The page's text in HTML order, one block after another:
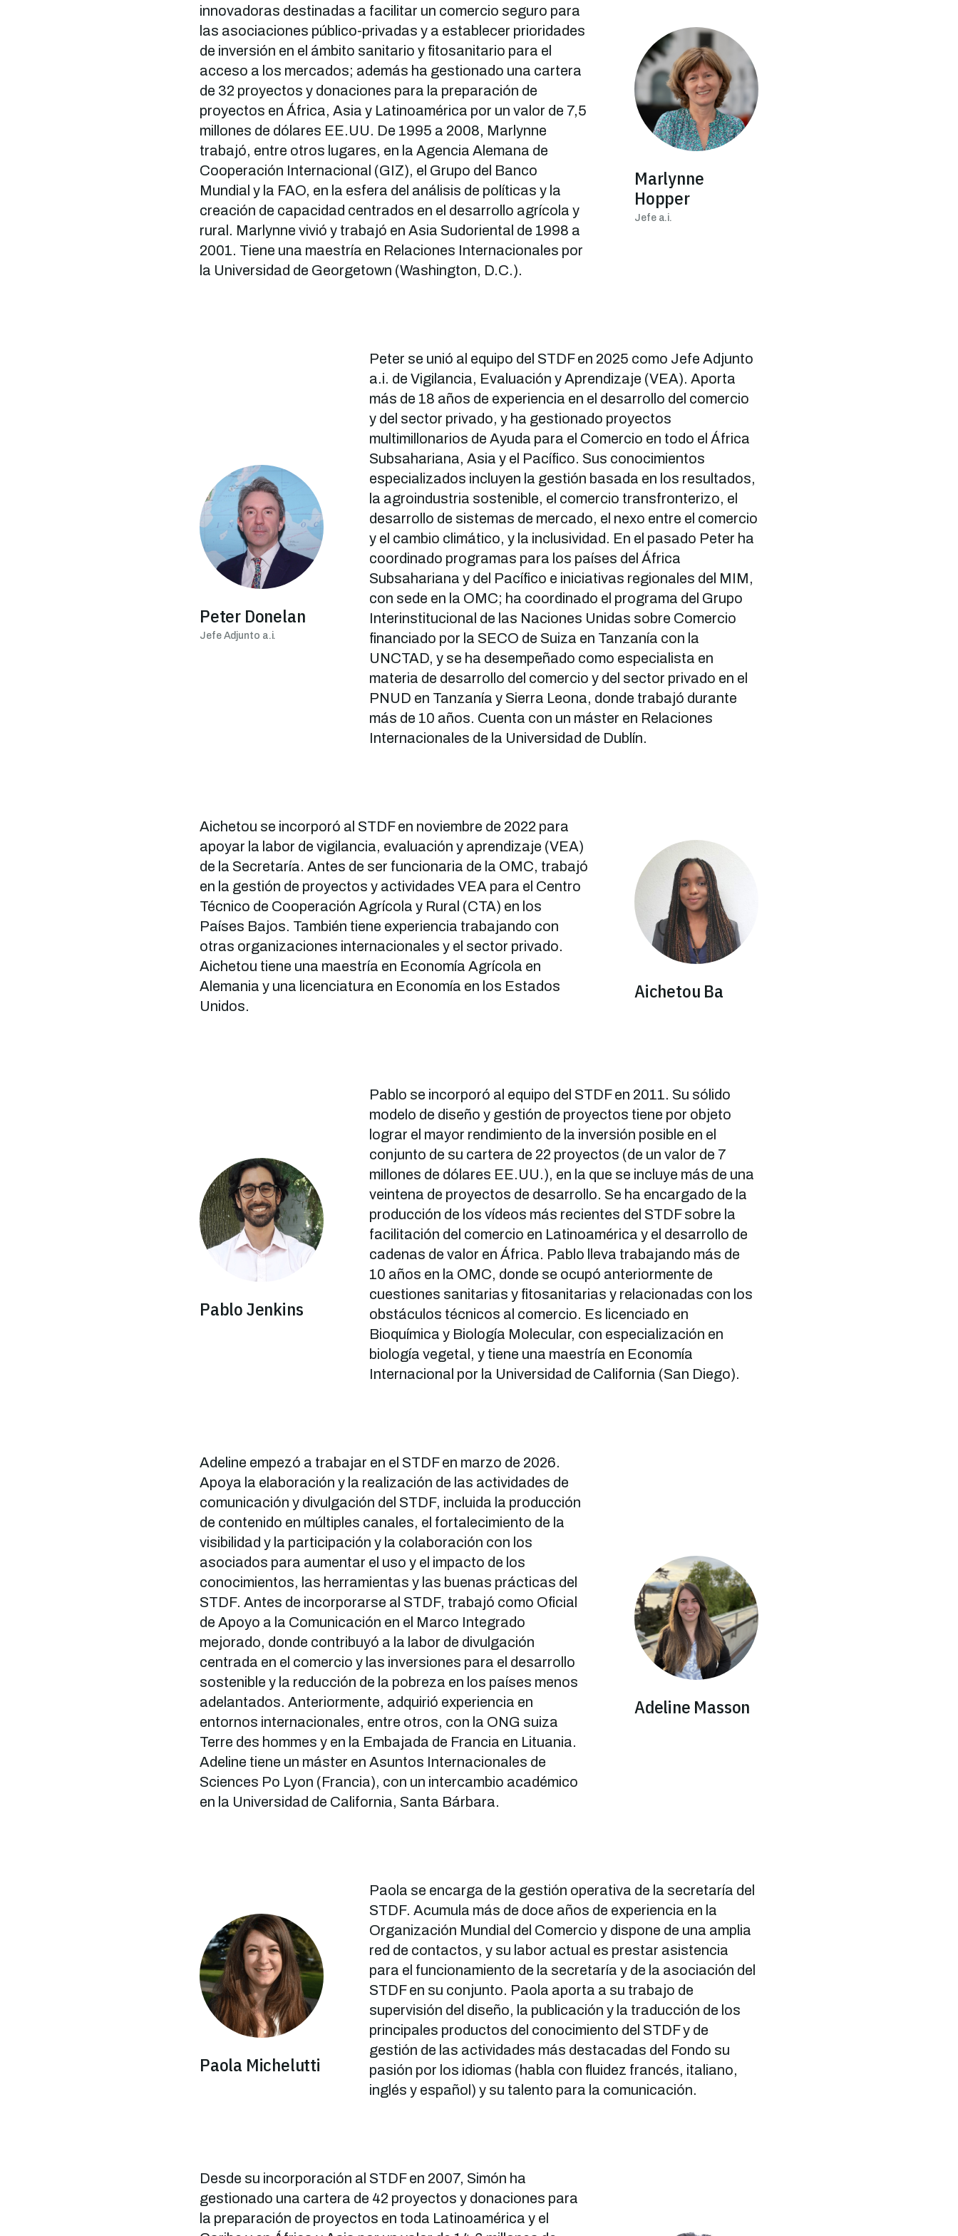
innovadoras destinadas a facilitar un comercio seguro para
las asociaciones público-privadas y a establecer prioridades
de inversión en el ámbito sanitario y fitosanitario para el
acceso a los mercados; además ha gestionado una cartera
de 32 proyectos y donaciones para la preparación de
proyectos en África, Asia y Latinoamérica por un valor de 7,5
millones de dólares EE.UU. De 1995 a 2008, Marlynne
trabajó, entre otros lugares, en la Agencia Alemana de
Cooperación Internacional (GIZ), el Grupo del Banco
Mundial y la FAO, en la esfera del análisis de políticas y la
creación de capacidad centrados en el desarrollo agrícola y
rural. Marlynne vivió y trabajó en Asia Sudoriental de 1998 a
2001. Tiene una maestría en Relaciones Internacionales por
la Universidad de Georgetown (Washington, D.C.).
Imagen
Marlynne
Hopper
Jefe a.i.
Imagen
Peter Donelan
Jefe Adjunto a.i.
Peter se unió al equipo del STDF en 2025 como Jefe Adjunto
a.i. de Vigilancia, Evaluación y Aprendizaje (VEA). Aporta
más de 18 años de experiencia en el desarrollo del comercio
y del sector privado, y ha gestionado proyectos
multimillonarios de Ayuda para el Comercio en todo el África
Subsahariana, Asia y el Pacífico. Sus conocimientos
especializados incluyen la gestión basada en los resultados,
la agroindustria sostenible, el comercio transfronterizo, el
desarrollo de sistemas de mercado, el nexo entre el comercio
y el cambio climático, y la inclusividad. En el pasado Peter ha
coordinado programas para los países del África
Subsahariana y del Pacífico e iniciativas regionales del MIM,
con sede en la OMC; ha coordinado el programa del Grupo
Interinstitucional de las Naciones Unidas sobre Comercio
financiado por la SECO de Suiza en Tanzanía con la
UNCTAD, y se ha desempeñado como especialista en
materia de desarrollo del comercio y del sector privado en el
PNUD en Tanzanía y Sierra Leona, donde trabajó durante
más de 10 años. Cuenta con un máster en Relaciones
Internacionales de la Universidad de Dublín.
Aichetou se incorporó al STDF en noviembre de 2022 para
apoyar la labor de vigilancia, evaluación y aprendizaje (VEA)
de la Secretaría. Antes de ser funcionaria de la OMC, trabajó
en la gestión de proyectos y actividades VEA para el Centro
Técnico de Cooperación Agrícola y Rural (CTA) en los
Países Bajos. También tiene experiencia trabajando con
otras organizaciones internacionales y el sector privado.
Aichetou tiene una maestría en Economía Agrícola en
Alemania y una licenciatura en Economía en los Estados
Unidos.
Imagen
Aichetou Ba
Imagen
Pablo Jenkins
Pablo se incorporó al equipo del STDF en 2011. Su sólido
modelo de diseño y gestión de proyectos tiene por objeto
lograr el mayor rendimiento de la inversión posible en el
conjunto de su cartera de 22 proyectos (de un valor de 7
millones de dólares EE.UU.), en la que se incluye más de una
veintena de proyectos de desarrollo. Se ha encargado de la
producción de los vídeos más recientes del STDF sobre la
facilitación del comercio en Latinoamérica y el desarrollo de
cadenas de valor en África. Pablo lleva trabajando más de
10 años en la OMC, donde se ocupó anteriormente de
cuestiones sanitarias y fitosanitarias y relacionadas con los
obstáculos técnicos al comercio. Es licenciado en
Bioquímica y Biología Molecular, con especialización en
biología vegetal, y tiene una maestría en Economía
Internacional por la Universidad de California (San Diego).
Adeline empezó a trabajar en el STDF en marzo de 2026.
Apoya la elaboración y la realización de las actividades de
comunicación y divulgación del STDF, incluida la producción
de contenido en múltiples canales, el fortalecimiento de la
visibilidad y la participación y la colaboración con los
asociados para aumentar el uso y el impacto de los
conocimientos, las herramientas y las buenas prácticas del
STDF. Antes de incorporarse al STDF, trabajó como Oficial
de Apoyo a la Comunicación en el Marco Integrado
mejorado, donde contribuyó a la labor de divulgación
centrada en el comercio y las inversiones para el desarrollo
sostenible y la reducción de la pobreza en los países menos
adelantados. Anteriormente, adquirió experiencia en
entornos internacionales, entre otros, con la ONG suiza
Terre des hommes y en la Embajada de Francia en Lituania.
Adeline tiene un máster en Asuntos Internacionales de
Sciences Po Lyon (Francia), con un intercambio académico
en la Universidad de California, Santa Bárbara.
Imagen
Adeline Masson
Imagen
Paola Michelutti
Paola se encarga de la gestión operativa de la secretaría del
STDF. Acumula más de doce años de experiencia en la
Organización Mundial del Comercio y dispone de una amplia
red de contactos, y su labor actual es prestar asistencia
para el funcionamiento de la secretaría y de la asociación del
STDF en su conjunto. Paola aporta a su trabajo de
supervisión del diseño, la publicación y la traducción de los
principales productos del conocimiento del STDF y de
gestión de las actividades más destacadas del Fondo su
pasión por los idiomas (habla con fluidez francés, italiano,
inglés y español) y su talento para la comunicación.
Desde su incorporación al STDF en 2007, Simón ha
gestionado una cartera de 42 proyectos y donaciones para
la preparación de proyectos en toda Latinoamérica y el